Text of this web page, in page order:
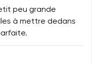
peu grande
à mettre dedans